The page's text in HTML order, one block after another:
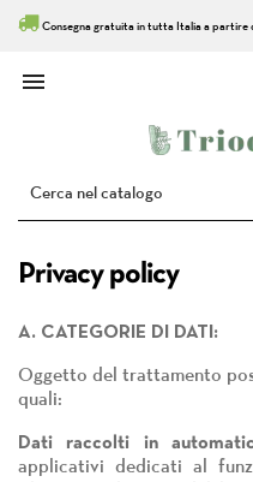
Consegna gratuita in tutta Italia a partire

Privacy policy
A. CATEGORIE DI DATI:
Oggetto del trattamento
quali:
Dati raccolti in
applicativi dedicati al